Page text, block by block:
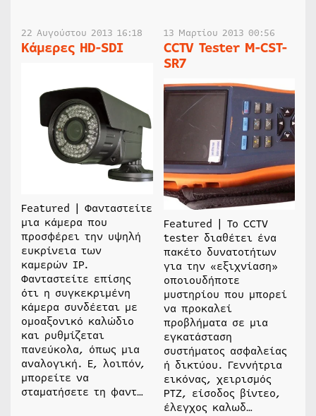
22 Αυγούστου 2013 16:18
Κάμερες HD-SDI
Featured | Φανταστείτε
μια κάμερα που
προσφέρει την υψηλή
ευκρίνεια των
καμερών IP.
Φανταστείτε επίσης
ότι η συγκεκριμένη
κάμερα συνδέεται με
ομοαξονικό καλώδιο
και ρυθμίζεται
πανεύκολα, όπως μια
αναλογική. Ε, λοιπόν,
μπορείτε να
σταματήσετε τη φαντ…
13 Μαρτίου 2013 00:56
CCTV Tester M-CST-
SR7
Featured | Το CCTV
tester διαθέτει ένα
πακέτο δυνατοτήτων
για την «εξιχνίαση»
οποιουδήποτε
μυστηρίου που μπορεί
να προκαλεί
προβλήματα σε μια
εγκατάσταση
συστήματος ασφαλείας
ή δικτύου. Γεννήτρια
εικόνας, χειρισμός
PTZ, είσοδος βίντεο,
έλεγχος καλωδ…